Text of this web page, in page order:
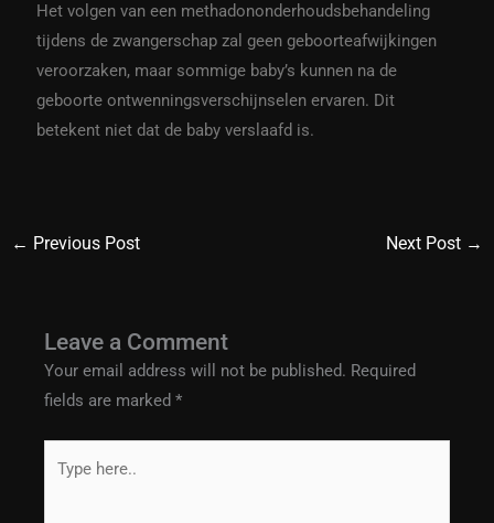
Het volgen van een methadononderhoudsbehandeling
tijdens de zwangerschap zal geen geboorteafwijkingen
veroorzaken, maar sommige baby’s kunnen na de
geboorte ontwenningsverschijnselen ervaren. Dit
betekent niet dat de baby verslaafd is.
← Previous Post Next Post →
Leave a Comment
Your email address will not be published. Required
fields are marked*
here..